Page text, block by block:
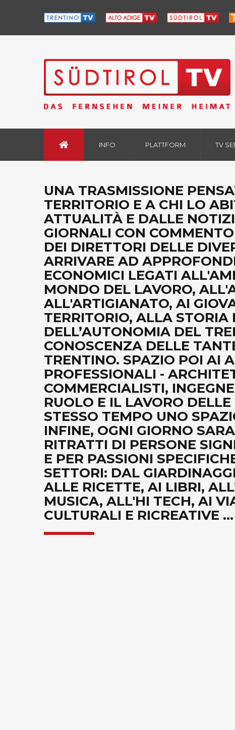
INFO PLATTFORM TV
UNA TRASMISSIONE
TERRITORIO E A CHI LO
ATTUALITÀ E DALLE
GIORNALI CON
DEI DIRETTORI DELLE
ARRIVARE AD
ECONOMICI LEGATI
MONDO DEL LAVORO,
ALL'ARTIGIANATO, AI
TERRITORIO, ALLA STORIA
DELL’AUTONOMIA DEL
CONOSCENZA DELLE
TRENTINO. SPAZIO POI AI
PROFESSIONALI -
COMMERCIALISTI,
RUOLO E IL LAVORO
STESSO TEMPO UNO
INFINE, OGNI GIORNO
RITRATTI DI PERSONE
E PER PASSIONI
SETTORI: DAL
ALLE RICETTE, AI LIBRI,
MUSICA, ALL'HI TECH, AI
CULTURALI E RICREATIVE